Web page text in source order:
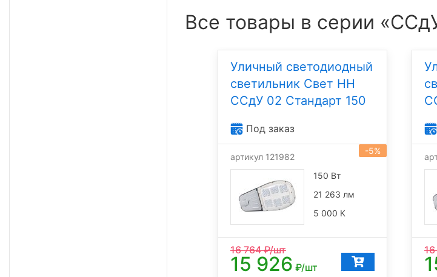
Все товары в серии
Уличный светодиодный
светильник Свет НН
ССдУ 02 Стандарт 150
Под заказ
-5%
артикул 121982
150 Вт
21 263 лм
5 000 К
16 764₽/шт
15 926 ₽/шт